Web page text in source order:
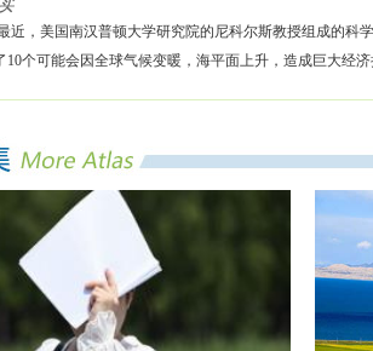
近，美国南汉普顿大学研究院的尼科尔斯教授组成的科
10个可能会因全球气候变暖，海平面上升，造成巨大经